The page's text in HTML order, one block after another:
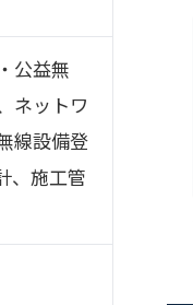
公益無
ネットワ
線設備登
、施工管